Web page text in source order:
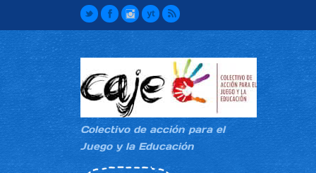
Colectivo de acción para el
Juego y la Educación